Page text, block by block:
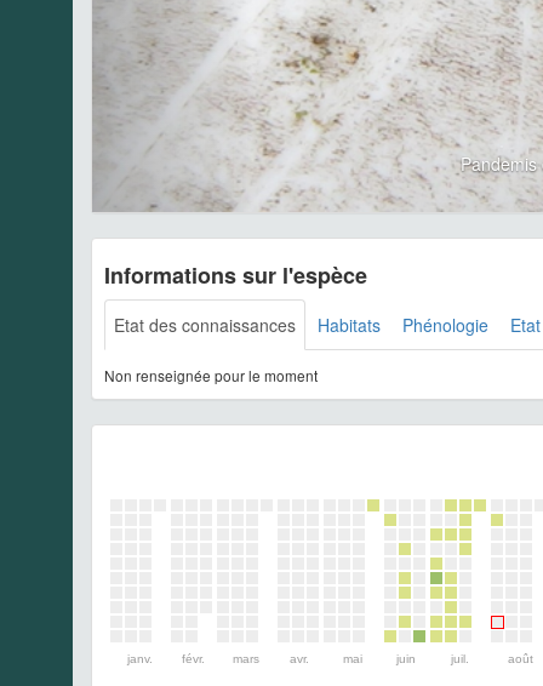
Informations sur l'espèce
Etat des connaissances Habitats Phénologie
Non renseignée pour le moment
janv. févr. mars avr. mai juin juil. août